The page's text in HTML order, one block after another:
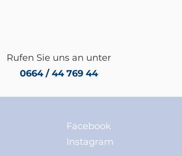
Rufen Sie uns an unter
0664 / 44 769 44
Facebook
Instagram